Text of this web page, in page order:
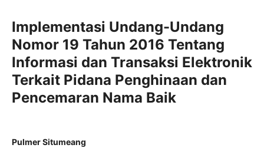
Implementasi Undang-Undang
Nomor 19 Tahun 2016 Tentang
Informasi dan Transaksi Elektronik
Terkait Pidana Penghinaan dan
Pencemaran Nama Baik
Pulmer Situmeang